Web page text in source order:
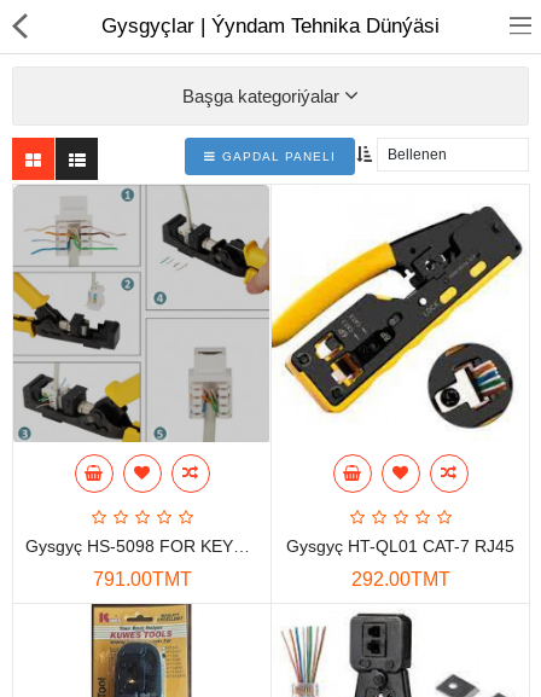
Noutbuk
Monobloklar
Kompýuter düzüjiler
Monitorlar
Kompýuter aksesuarlary
Printerler
Maglumat toplaýjylar
Aksesuarlar
Gorag we howpsuzlyk
Gysgyçlar | Ýyndam Tehnika Dünýäsi
Başga kategoriýalar
GAPDAL PANELI
791.00TMT
Gysgyç HT-QL01 CAT-7 RJ45
292.00TMT